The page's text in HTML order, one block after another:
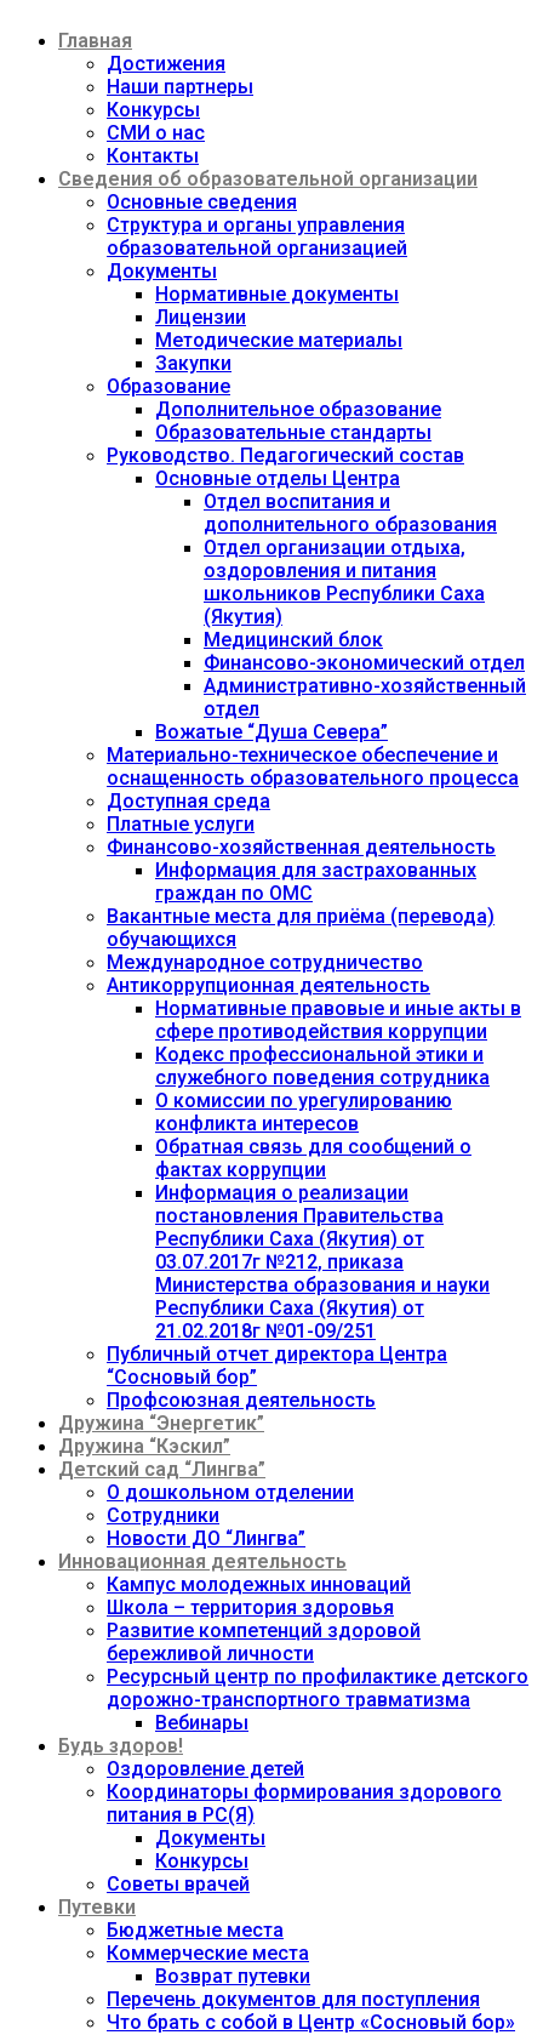
содержимому
Главная
Достижения
Наши партнеры
Конкурсы
СМИ о нас
Контакты
Сведения об образовательной организации
Основные сведения
Структура и органы управления
образовательной организацией
Документы
Нормативные документы
Лицензии
Методические материалы
Закупки
Образование
Дополнительное образование
Образовательные стандарты
Руководство. Педагогический состав
Основные отделы Центра
Отдел воспитания и
дополнительного образования
Отдел организации отдыха,
оздоровления и питания
школьников Республики Саха
(Якутия)
Медицинский блок
Финансово-экономический отдел
Административно-хозяйственный
отдел
Вожатые “Душа Севера”
Материально-техническое обеспечение и
оснащенность образовательного процесса
Доступная среда
Платные услуги
Финансово-хозяйственная деятельность
Информация для застрахованных
граждан по ОМС
Вакантные места для приёма (перевода)
обучающихся
Международное сотрудничество
Антикоррупционная деятельность
Нормативные правовые и иные акты в
сфере противодействия коррупции
Кодекс профессиональной этики и
служебного поведения сотрудника
О комиссии по урегулированию
конфликта интересов
Обратная связь для сообщений о
фактах коррупции
Информация о реализации
постановления Правительства
Республики Саха (Якутия) от
03.07.2017г №212, приказа
Министерства образования и науки
Республики Саха (Якутия) от
21.02.2018г №01-09/251
Публичный отчет директора Центра
“Сосновый бор”
Профсоюзная деятельность
Дружина “Энергетик”
Дружина “Кэскил”
Детский сад “Лингва”
О дошкольном отделении
Сотрудники
Новости ДО “Лингва”
Инновационная деятельность
Кампус молодежных инноваций
Школа – территория здоровья
Развитие компетенций здоровой
бережливой личности
Ресурсный центр по профилактике детского
дорожно-транспортного травматизма
Вебинары
Будь здоров!
Оздоровление детей
Координаторы формирования здорового
питания в РС(Я)
Документы
Конкурсы
Советы врачей
Путевки
Бюджетные места
Коммерческие места
Возврат путевки
Перечень документов для поступления
Что брать с собой в Центр «Сосновый бор»